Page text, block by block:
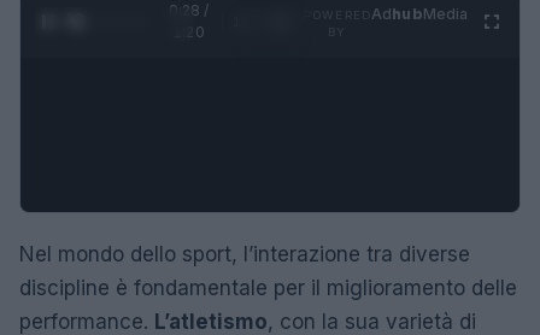
0:29 /
1:20
AdhubMedia
Nel mondo dello sport, l’interazione tra diverse
discipline è fondamentale per il miglioramento delle
performance. L’atletismo, con la sua varietà di